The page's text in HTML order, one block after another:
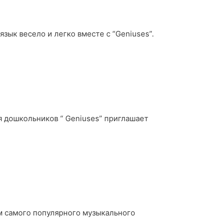
весело и легко вместе с “Geniuses”.
“ Geniuses” приглашает
популярного музыкального